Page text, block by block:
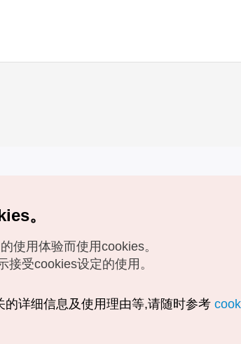
迎来信。VISITKOREA官方邮箱
。
使用体验而使用cookies。
接受cookies设定的使用。
的详细信息及使用理由等,请随时参考